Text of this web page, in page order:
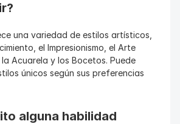
una variedad de estilos artísticos,
el Impresionismo, el Arte
Acuarela y los Bocetos. Puede
únicos según sus preferencias
alguna habilidad